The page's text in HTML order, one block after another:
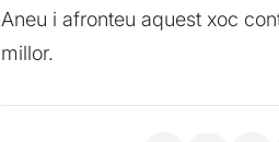
Aneu i afronteu aquest xoc
millor.